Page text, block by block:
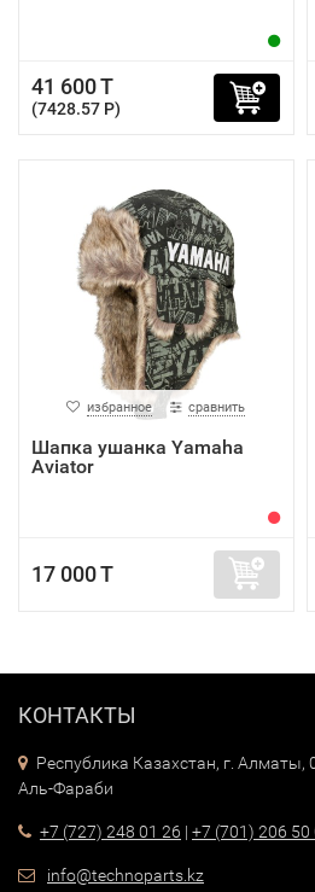
41 600 T
(7428.57 P)
избранное сравнить
Шапка ушанка Yamaha
Aviator
17 000 T
КОНТАКТЫ
Республика Казахстан, г.
Аль-Фараби
+7 (727) 248 01 26 | +7 (701) 206 50
info@technoparts.kz